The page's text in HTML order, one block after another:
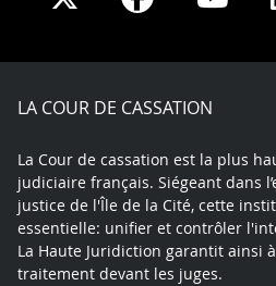
X
Facebook
LA COUR DE CASSATION
La Cour de cassation est la plus
judiciaire français. Siégeant dans
justice de l'Île de la Cité, cette
essentielle: unifier et contrôler
La Haute Juridiction garantit ainsi
traitement devant les juges.